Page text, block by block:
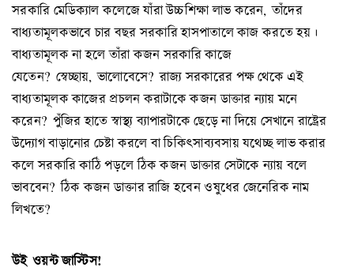
সরকারি মেডিক্যাল কলেজে যাঁরা উচ্চশিক্ষা লাভ করেন, তাঁদের
বাধ্যতামূলকভাবে চার বছর সরকারি হাসপাতালে কাজ করতে হয়।
বাধ্যতামূলক না হলে তাঁরা কজন সরকারি কাজে
যেতেন? স্বেচ্ছায়, ভালোবেসে? রাজ্য সরকারের পক্ষ থেকে এই
বাধ্যতামূলক কাজের প্রচলন করাটাকে কজন ডাক্তার ন্যায় মনে
করেন? পুঁজির হাতে স্বাস্থ্য ব্যাপারটাকে ছেড়ে না দিয়ে সেখানে রাষ্ট্রের
উদ্যোগ বাড়ানোর চেষ্টা করলে বা চিকিৎসাব্যবসায় যথেচ্ছ লাভ করার
কলে সরকারি কাঠি পড়লে ঠিক কজন ডাক্তার সেটাকে ন্যায় বলে
ভাববেন? ঠিক কজন ডাক্তার রাজি হবেন ওষুধের জেনেরিক নাম
লিখতে?
উই ওয়ন্ট জাস্টিস!